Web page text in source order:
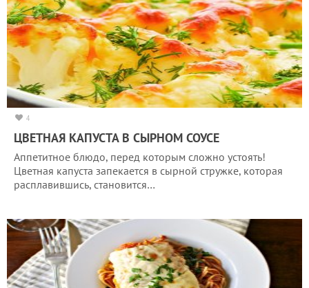
4
ЦВЕТНАЯ КАПУСТА В СЫРНОМ СОУСЕ
Аппетитное блюдо, перед которым сложно устоять!
Цветная капуста запекается в сырной стружке, которая
расплавившись, становится…